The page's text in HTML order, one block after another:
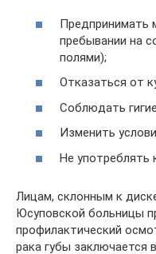
Предпринимать
пребывании на
полями);
Отказаться от
Соблюдать
Изменить
Не употреблять
Лицам, склонным к
Юсуповской больницы
профилактический
рака губы заключается